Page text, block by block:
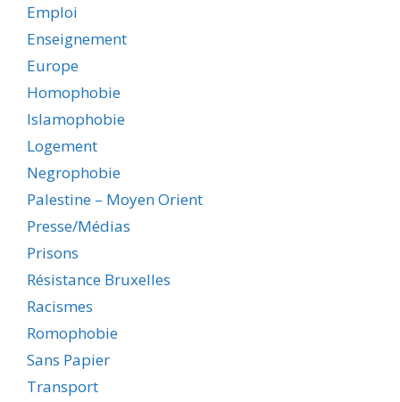
Emploi
Enseignement
Europe
Homophobie
Islamophobie
Logement
Negrophobie
Palestine – Moyen Orient
Presse/Médias
Prisons
Résistance Bruxelles
Racismes
Romophobie
Sans Papier
Transport